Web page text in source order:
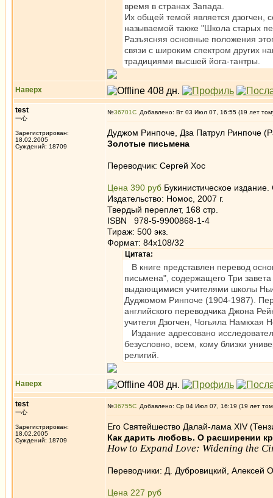
время в странах Запада.
Их общей темой является дзогчен,
называемой также "Школа старых
Разъясняя основные положения
связи с широким спектром других
традициями высшей йога-тантры.
Наверх
test
一心
Зарегистрирован:
18.02.2005
Суждений: 18709
№36701 Добавлено: Вт 03 Июл 07, 16:55 (19 лет
Дуджом Ринпоче, Дза Патрул Ринпоче
Золотые письмена
Переводчик: Сергей Хос
Цена 390 руб Букинистическое
Издательство: Номос, 2007 г.
Твердый переплет, 168 стр.
ISBN 978-5-9900868-1-4
Тираж: 500 экз.
Формат: 84x108/32
Цитата:
В книге представлен перевод
письмена", содержащего Три
выдающимися учителями школы
Дуджомом Ринпоче (1904-1987).
английского переводчика Джона
учителя Дзогчен, Чогьяла Намкхая
Издание адресовано
безусловно, всем, кому близки
религий.
Наверх
test
一心
Зарегистрирован:
18.02.2005
Суждений: 18709
№36755 Добавлено: Ср 04 Июл 07, 16:19 (19 лет
Его Святейшество Далай-лама XIV
Как дарить любовь. О расширении
How to Expand Love: Widening the
Переводчики: Д. Дубровицкий, Алексей
Цена 227 руб